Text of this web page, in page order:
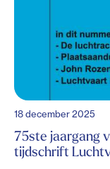
18 december 2025
75ste jaargang
tijdschrift